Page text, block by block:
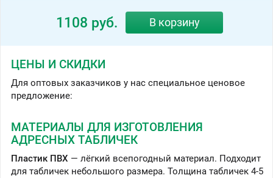
1108
ЦЕНЫ И СКИДКИ
Для оптовых заказчиков у нас специальное ценовое
предложение:
МАТЕРИАЛЫ ДЛЯ ИЗГОТОВЛЕНИЯ
АДРЕСНЫХ ТАБЛИЧЕК
Пластик ПВХ — лёгкий всепогодный материал. Подходит
для табличек небольшого размера. Толщина табличек 4-5